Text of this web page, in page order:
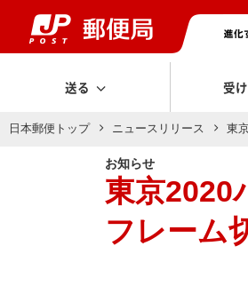
送る 受
日本郵便トップ ニュースリリース 東
お知らせ
東京2020
フレーム